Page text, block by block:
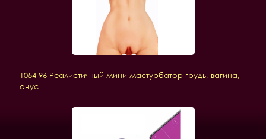
1054-96 Реалистичный мини-мастурбатор грудь, вагина,
анус